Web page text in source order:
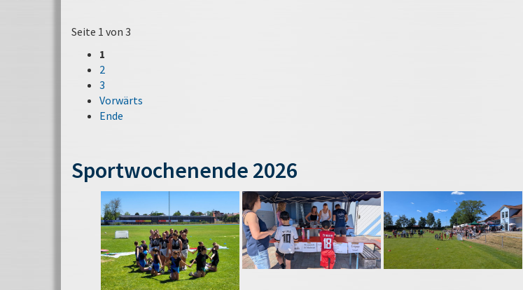
Seite 1 von 3
1
2
3
Vorwärts
Ende
Sportwochenende 2026